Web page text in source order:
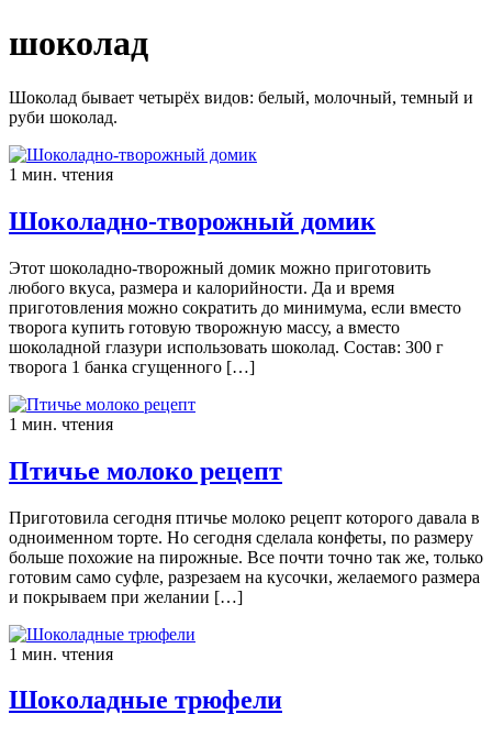
шоколад
Шоколад бывает четырёх видов: белый, молочный, темный и
руби шоколад.
1 мин. чтения
Шоколадно-творожный домик
Этот шоколадно-творожный домик можно приготовить
любого вкуса, размера и калорийности. Да и время
приготовления можно сократить до минимума, если вместо
творога купить готовую творожную массу, а вместо
шоколадной глазури использовать шоколад. Состав: 300 г
творога 1 банка сгущенного […]
1 мин. чтения
Птичье молоко рецепт
Приготовила сегодня птичье молоко рецепт которого давала в
одноименном торте. Но сегодня сделала конфеты, по размеру
больше похожие на пирожные. Все почти точно так же, только
готовим само суфле, разрезаем на кусочки, желаемого размера
и покрываем при желании […]
1 мин. чтения
Шоколадные трюфели